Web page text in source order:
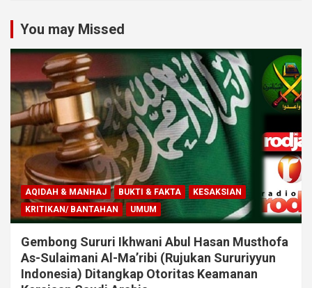
You may Missed
AQIDAH & MANHAJ BUKTI & FAKTA
KESAKSIAN
KRITIKAN/ BANTAHAN
UMUM
Gembong Sururi Ikhwani Abul Hasan Musthofa
As-Sulaimani Al-Ma’ribi (Rujukan Sururiyyun
Indonesia) Ditangkap Otoritas Keamanan